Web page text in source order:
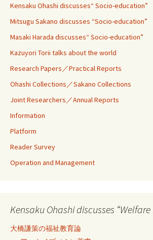
Kensaku Ohashi discusses“ Socio-education”
Mitsugu Sakano discusses “Socio-education”
Masaki Harada discusses“ Socio-education”
Kazuyori Torii talks about the world
Research Papers／Practical Reports
Ohashi Collections／Sakano Collections
Joint Researchers／Annual Reports
Information
Platform
Reader Survey
Operation and Management
Kensaku Ohashi discusses
大橋謙策の福祉教育論